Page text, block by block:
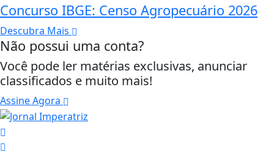
Concurso IBGE: Censo Agropecuário 2026
Descubra Mais
Não possui uma conta?
Você pode ler matérias exclusivas, anunciar
classificados e muito mais!
Assine Agora